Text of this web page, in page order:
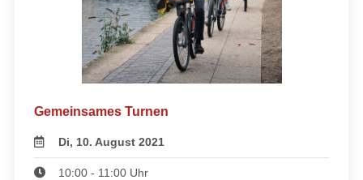
Gemeinsames Turnen
Di, 10. August 2021
10:00 - 11:00 Uhr